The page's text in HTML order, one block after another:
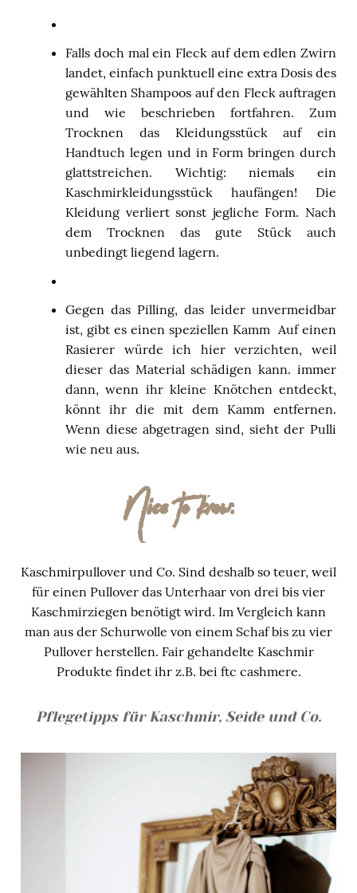
Falls doch mal ein Fleck auf dem edlen Zwirn
landet, einfach punktuell eine extra Dosis des
gewählten Shampoos auf den Fleck auftragen
und wie beschrieben fortfahren. Zum
Trocknen das Kleidungsstück auf ein
Handtuch legen und in Form bringen durch
glattstreichen. Wichtig: niemals ein
Kaschmirkleidungsstück haufängen! Die
Kleidung verliert sonst jegliche Form. Nach
dem Trocknen das gute Stück auch
unbedingt liegend lagern.
Gegen das Pilling, das leider unvermeidbar
ist, gibt es einen speziellen Kamm Auf einen
Rasierer würde ich hier verzichten, weil
dieser das Material schädigen kann. immer
dann, wenn ihr kleine Knötchen entdeckt,
könnt ihr die mit dem Kamm entfernen.
Wenn diese abgetragen sind, sieht der Pulli
wie neu aus.
Nice to know:
Kaschmirpullover und Co. Sind deshalb so teuer, weil
für einen Pullover das Unterhaar von drei bis vier
Kaschmirziegen benötigt wird. Im Vergleich kann
man aus der Schurwolle von einem Schaf bis zu vier
Pullover herstellen. Fair gehandelte Kaschmir
Produkte findet ihr z.B. bei ftc cashmere.
Pflegetipps für Kaschmir, Seide und Co.